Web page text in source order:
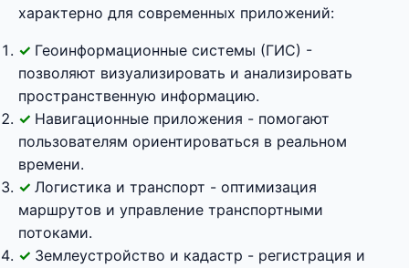
характерно для современных приложений:
Геоинформационные системы (ГИС) -
позволяют визуализировать и анализировать
пространственную информацию.
Навигационные приложения - помогают
пользователям ориентироваться в реальном
времени.
Логистика и транспорт - оптимизация
маршрутов и управление транспортными
потоками.
Землеустройство и кадастр - регистрация и